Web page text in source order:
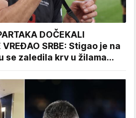
DOČEKALI
SRBE: Stigao je na
se zaledila krv u žilama...